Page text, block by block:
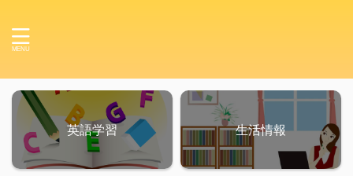
英語学習 生活情報